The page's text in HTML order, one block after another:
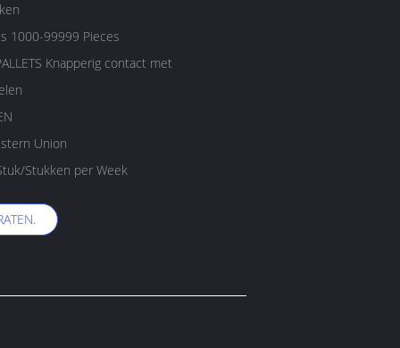
1000-99999 Pieces
contact met
Union
Stukken per Week